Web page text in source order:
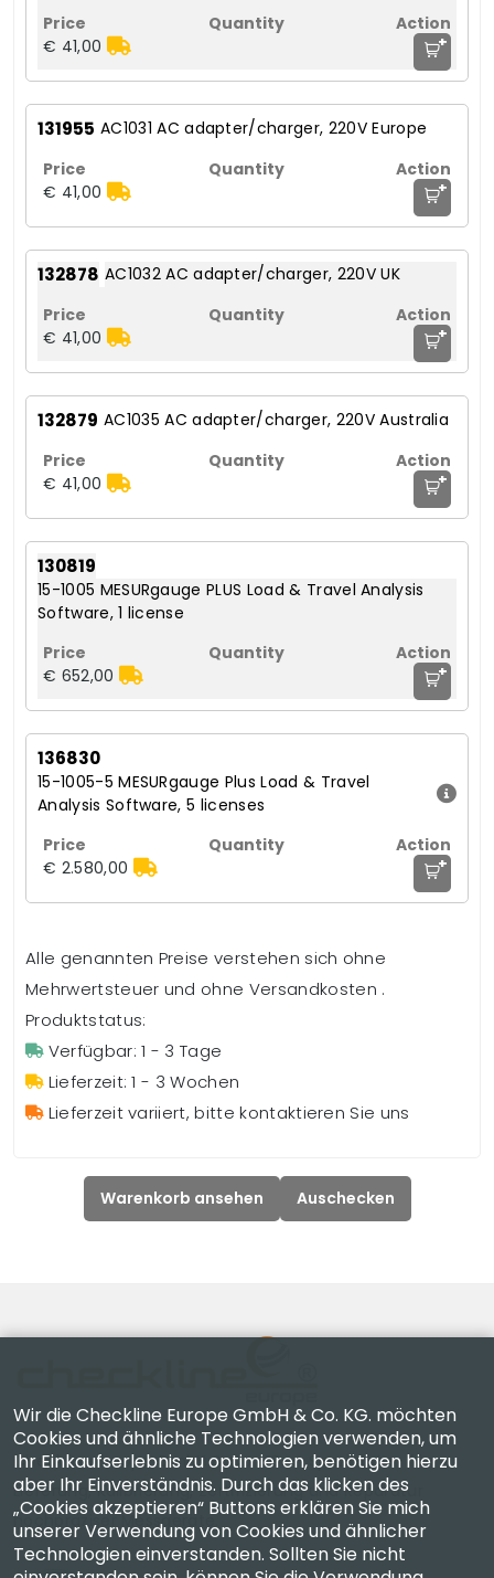
€ 41,00 +
131955 AC1031 AC adapter/charger, 220V Europe
€ 41,00 +
132878 AC1032 AC adapter/charger, 220V UK
€ 41,00 +
132879 AC1035 AC adapter/charger, 220V Australia
€ 41,00 +
130819
15-1005 MESURgauge PLUS Load & Travel Analysis
Software, 1 license
€ 652,00 +
136830
15-1005-5 MESURgauge Plus Load & Travel
Analysis Software, 5 licenses
€ 2.580,00 +
Alle genannten Preise verstehen sich ohne
Mehrwertsteuer und ohne Versandkosten .
Produktstatus:
Verfügbar: 1 - 3 Tage
Lieferzeit: 1 - 3 Wochen
Lieferzeit variiert, bitte kontaktieren Sie uns
Warenkorb ansehen Auschecken
Checkline Europe GmbH & Co. KG. — Spezialisten für
Lieferung, Kalibrierung, Zertifizierung und Reparatur
hochpräziser Messgeräte.
Wir die Checkline Europe GmbH & Co. KG. möchten
Cookies und ähnliche Technologien verwenden, um
Ihr Einkaufserlebnis zu optimieren, benötigen hierzu
aber Ihr Einverständnis. Durch das klicken des
„Cookies akzeptieren“ Buttons erklären Sie mich
unserer Verwendung von Cookies und ähnlicher
Technologien einverstanden. Sollten Sie nicht